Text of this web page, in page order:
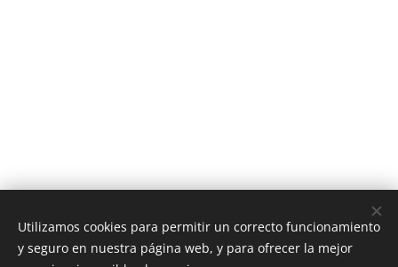
Open Los Molinos
Utilizamos cookies para permitir un correcto funcionamiento
y seguro en nuestra página web, y para ofrecer la mejor